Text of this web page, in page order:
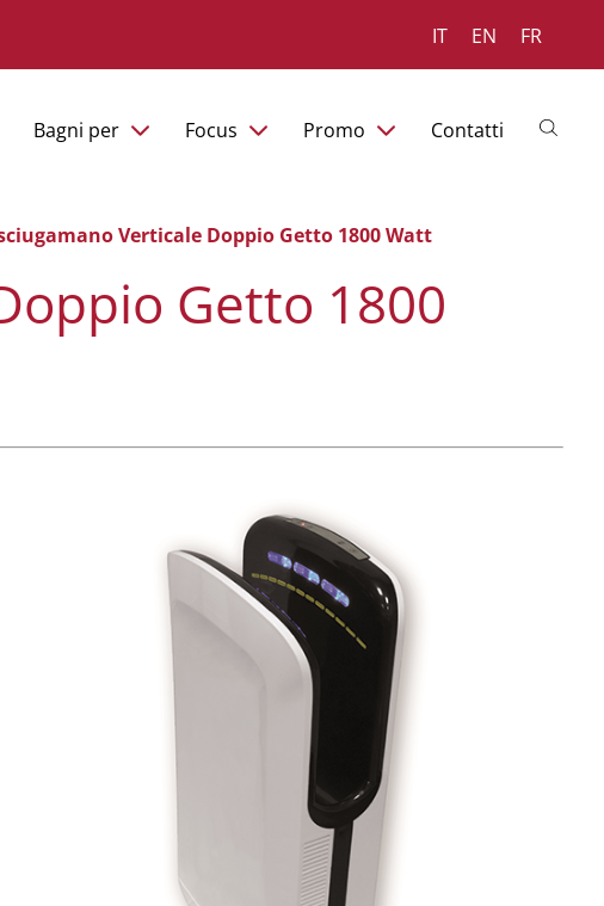
IT EN FR
Bagni per Focus Promo Contatti
Verticale Doppio Getto 1800 Watt
Getto 1800